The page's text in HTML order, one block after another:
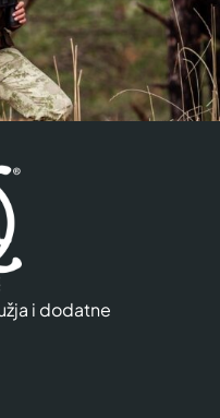
i dodatne